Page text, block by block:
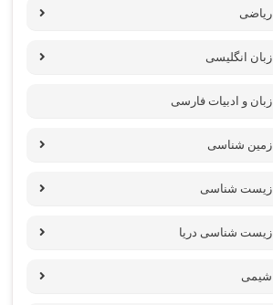
ریاضی
زبان انگلیسی
زبان و ادبیات فارسی
زمین شناسی
زیست شناسی
زیست شناسی دریا
شیمی